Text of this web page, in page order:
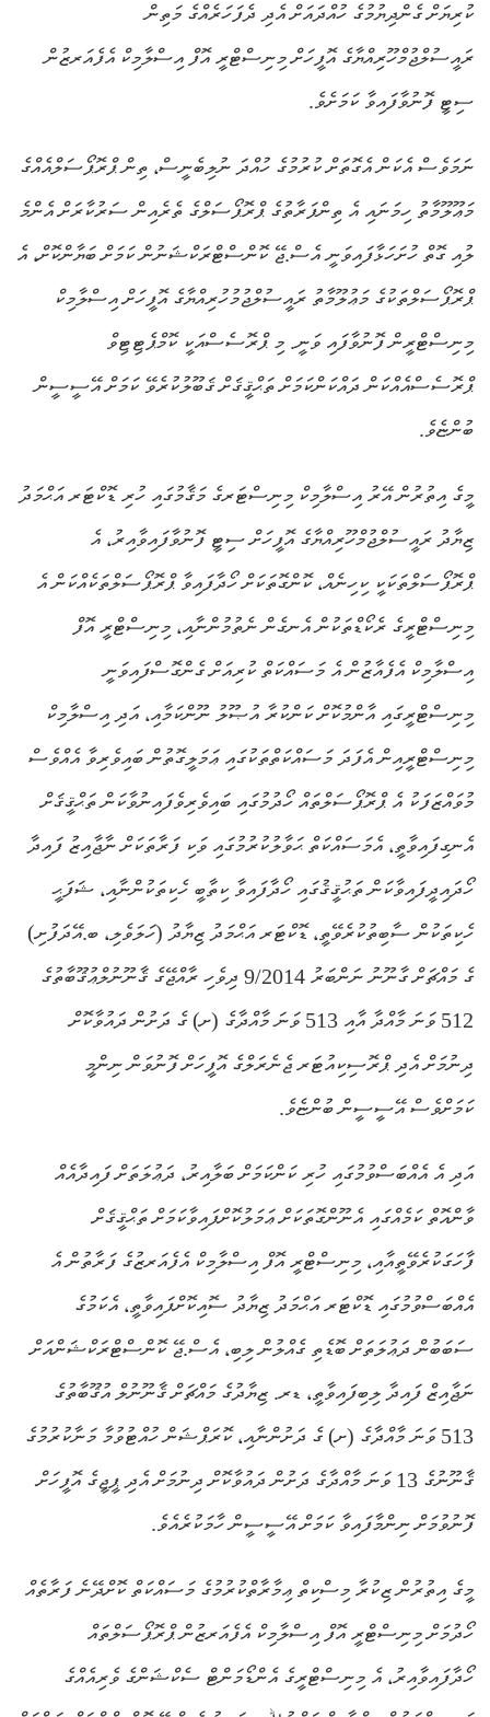
ކުރިޔަށް ގެންދިޔުމުގެ ހުއްދައަށް އެދި ދެފަހަރެއްގެ މަތިން
ރައީސުލްޖުމްހޫރިއްޔާގެ އޮފީހަށް މިނިސްޓްރީ އޮފް އިސްލާމިކް އެފެއަރޒުން
ސިޓީ ފޮނުވާފައިވާ ކަމަށެވެ.
ނަމަވެސް އެކަން އެގޮތަށް ކުރުމުގެ ހުއްދަ ނުލިބެނީސް، ތިން ޕްރޮޕޯސަލްއެއްގެ
މަޢޫލޫމާތު ހިމަނައި އެ ތިންފަރާތުގެ ޕްރޮޕޯސަލްގެ ތެރެއިން ސަރުކާރަށް އެންމެ
ލުއި ގޮތް ހުށަހަޅާފައިވަނީ އެސް.ޖޭ ކޮންސްޓްރަކްޝަނުން ކަމަށް ބަޔާންކޮށް، އެ
ޕްރޮޕޯސަލްތަކުގެ މަޢުލޫމާތު ރައީސުލްޖުމުހުރިއްޔާގެ އޮފީހަށް އިސްލާމިކް
މިނިސްޓްރީން ފޮނުވާފައި ވަނީ. މި ޕްރޮސެސްއަކީ ކޮމްޕެޓިޓިވް
ޕްރޮސެސްއެއްކަން ދައްކަންކަމަށް ތަޙްޤީޤަށް ޤަބޫލުކުރެވޭ ކަމަށް އޭސީސީން
ބުންޏެވެ.
މީގެ އިތުރުން އޭރު އިސްލާމިކް މިނިސްޓަރގެ މަޤާމުގައި ހުރި ޑޮކްޓަރ އަޙްމަދު
ޒިޔާދު ރައީސުލްޖުމްހޫރިއްޔާގެ އޮފީހަށް ސިޓީ ފޮނުވާފައިވާއިރު، އެ
ޕްރޮޕޯސަލްތަކަކީ ކިހިނެއް، ކޮންގޮތަކަށް ހޯދާފައިވާ ޕްރޮޕޯސަލްތަކެއްކަން އެ
މިނިސްޓްރީގެ ރެކޯޑްތަކުން އެނގެން ނެތުމުންނާއި، މިނިސްޓްރީ އޮފް
އިސްލާމިކް އެފެއާޒުން އެ މަސައްކަތް ކުރިއަށް ގެންގޮސްފައިވަނީ
މިނިސްޓްރީގައި އާންމުކޮށް ކަންކުރާ އުޞޫލު ނޫންކަމާއި، އަދި އިސްލާމިކް
މިނިސްޓްރީއިން އެފަދަ މަސައްކަތްތަކުގައި ޢަމަލީގޮތުން ބައިވެރިވާ އެއްވެސް
މުވައްޒަފަކު އެ ޕްރޮޕޯސަލްތައް ހޯދުމުގައި ބައިވެރިވެފައިނުވާކަން ތަޙްޤީޤަށް
އެނގިފައިވާތީ، އެމަސައްކަތް ޙަވާލުކުރުމުގައި ވަކި ފަރާތަކަށް ނާޖާއިޒު ފައިދާ
ހޯދައިދީފައިވާކަން ތަޙުޤީޤުގައި ހޯދާފައިވާ ކިތާބީ ހެކިތަކުންނާއި، ޝަފަޙީ
ހެކިތަކުން ސާބިތުކުރެވޭތީ، ޑޮކްޓަރ އަޙްމަދު ޒިޔާދު (ހަލަވެލި، ބ.އޭދަފުށި)
ގެ މައްޗަށް ގާނޫނު ނަންބަރު 9/2014 ދިވެހި ރާއްޖޭގެ ޤާނޫނުލްޢުޤޫބާތުގެ
512 ވަނަ މާއްދާ އާއި 513 ވަނަ މާއްދާގެ (ށ) ގެ ދަށުން ދައުވާކޮށް
ދިނުމަށް އެދި ޕްރޮސިކިއުޓަރ ޖެނެރަލްގެ އޮފީހަށް ފޮނުވަން ނިންމީ
ކަމަށްވެސް އޭސީސީން ބުންޏެވެ.
އަދި އެ އެއްބަސްވުމުގައި ހުރި ކަންކަމަށް ބަލާއިރު، ދަޢުލަތަށް ފައިދާއެއް
ވާންއޮތް ކަމެއްގައި އެނޫންގޮތަކަށް ޢަމަލުކޮށްފައިވާކަމަށް ތަޙްޤީޤަށް
ފާހަގަކުރެވޭތީއާއި، މިނިސްޓްރީ އޮފް އިސްލާމިކް އެފެއަރޒުގެ ފަރާތުން އެ
އެއްބަސްވުމުގައި ޑޮކްޓަރ އަޙްމަދު ޒިޔާދު ސޮއިކޮށްފައިވާތީ، އެކަމުގެ
ސަބަބުން ދަޢުލަތަށް ބޮޑެތި ގެއްލުން ލިބި، އެސް.ޖޭ ކޮންސްޓްރަކްޝަންއަށް
ނަޖާއިޒް ފައިދާ ލިބިފައިވާތީ، ޑރ. ޒިޔާދުގެ މައްޗަށް ޤާނޫނުލް އުޤޫބާތުގެ
513 ވަނަ މާއްދާގެ (ށ) ގެ ދަށުންނާއި، ކޮރަޕްޝަން ހުއްޓުވުމާ މަނާކުރުމުގެ
ޤާނޫނުގެ 13 ވަނަ މާއްދާގެ ދަށުން ދައުވާކޮށް ދިނުމަށް އެދި ޕީޖީގެ އޮފީހަށް
ފޮނުވުމަށް ނިންމާފައިވާ ކަމަށް އޭސީސީން ހާމަކުރެއެވެ.
މީގެ އިތުރުން ޒިކުރާ މިސްކިތް ޢިމާރާތްކުރުމުގެ މަސައްކަތް ކޮށްދޭނެ ފަރާތެއް
ހޯދުމަށް މިނިސްޓްރީ އޮފް އިސްލާމިކް އެފެއަރޒުން ޕްރޮޕޯސަލްތައް
ހޯދާފައިވާއިރު، އެ މިނިސްޓްރީގެ އެންޑޯމަންޓް ސެކްޝަންގެ ވެރިއެއްގެ